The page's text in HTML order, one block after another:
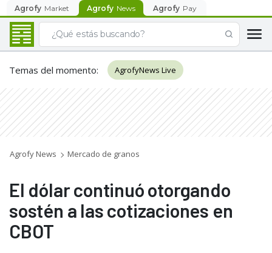
Agrofy Market Agrofy News Agrofy Pay
Temas del momento: AgrofyNews Live
Agrofy News Mercado de granos
El dólar continuó otorgando
sostén a las cotizaciones en
CBOT